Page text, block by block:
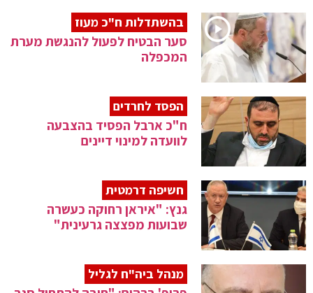
בהשתדלות ח"כ מעוז
סער הבטיח לפעול להנגשת מערת
המכפלה
הפסד לחרדים
ח"כ ארבל הפסיד בהצבעה
לוועדה למינוי דיינים
חשיפה דרמטית
גנץ: "איראן רחוקה כעשרה
שבועות מפצצה גרעינית"
מנהל ביה"ח לגליל